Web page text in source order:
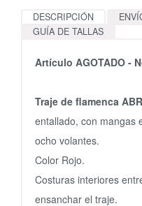
DESCRIPCIÓN
GUÍA DE TALLAS
Artículo AGOTADO -
Traje de flamenca
entallado, con mangas
ocho volantes.
Color Rojo.
Costuras interiores
ensanchar el traje.